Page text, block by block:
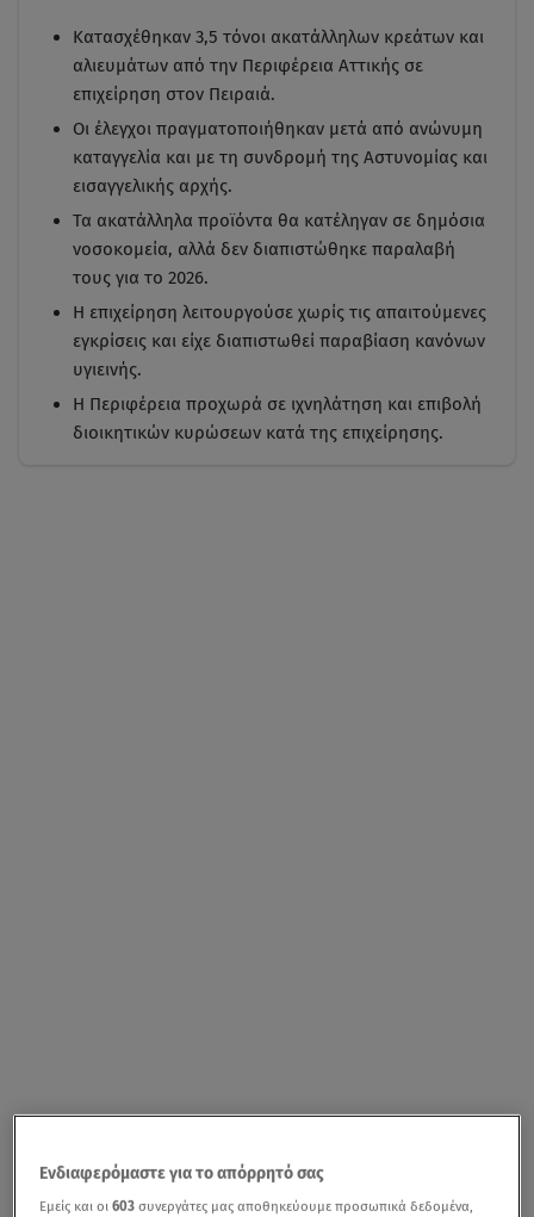
Κατασχέθηκαν 3,5 τόνοι ακατάλληλων κρεάτων και
αλιευμάτων από την Περιφέρεια Αττικής σε
επιχείρηση στον Πειραιά.
Οι έλεγχοι πραγματοποιήθηκαν μετά από ανώνυμη
καταγγελία και με τη συνδρομή της Αστυνομίας και
εισαγγελικής αρχής.
Τα ακατάλληλα προϊόντα θα κατέληγαν σε δημόσια
νοσοκομεία, αλλά δεν διαπιστώθηκε παραλαβή
τους για το 2026.
Η επιχείρηση λειτουργούσε χωρίς τις απαιτούμενες
εγκρίσεις και είχε διαπιστωθεί παραβίαση κανόνων
υγιεινής.
Η Περιφέρεια προχωρά σε ιχνηλάτηση και επιβολή
διοικητικών κυρώσεων κατά της επιχείρησης.
Ενδιαφερόμαστε για το απόρρητό σας
Εμείς και οι603 συνεργάτες μας αποθηκεύουμε προσωπικά δεδομένα,